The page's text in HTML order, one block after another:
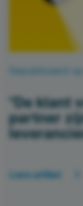
Gepubliceerd
"De klant
partner
Lees artikel